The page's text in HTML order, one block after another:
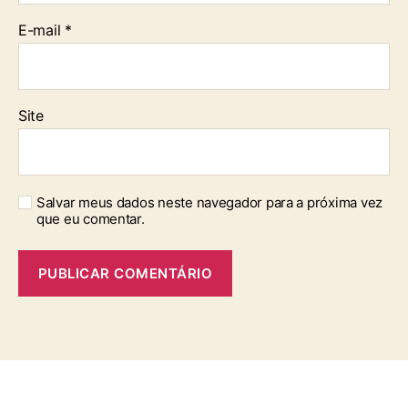
E-mail *
Site
Salvar meus dados neste navegador para a próxima vez
que eu comentar.